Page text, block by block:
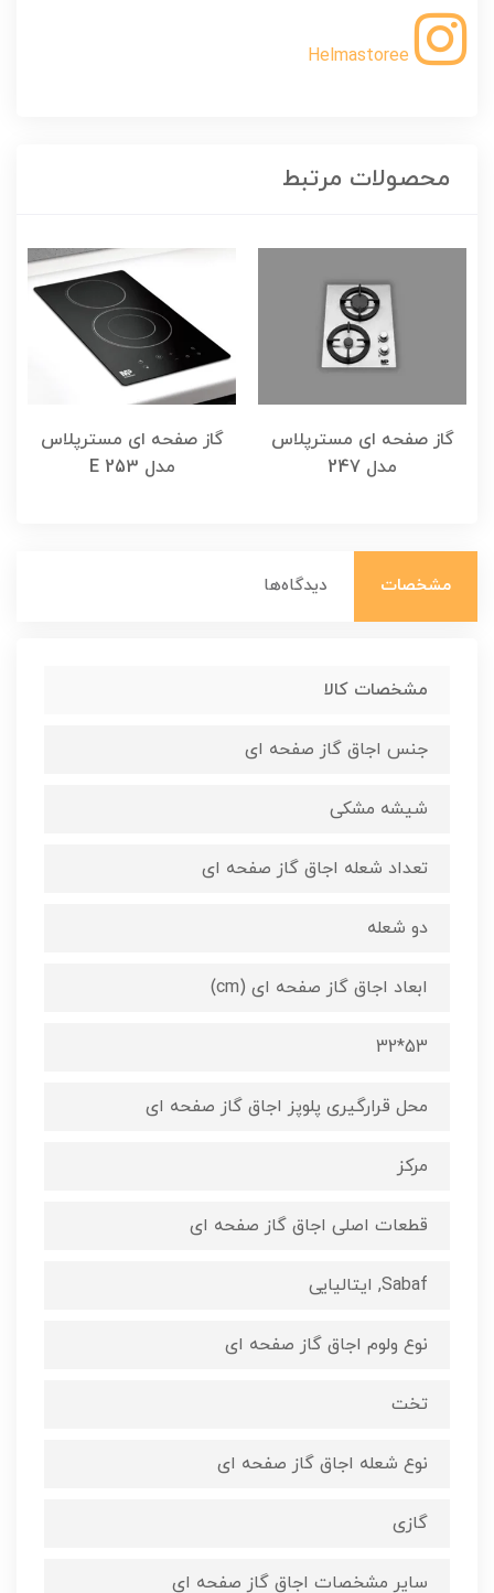
Helmastoree
محصولات مرتبط
گاز صفحه ای مسترپلاس
مدل 247
گاز صفحه ای مسترپلاس
مدل E 253
مشخصات دیدگاه‌ها
مشخصات کالا
جنس اجاق گاز صفحه ای
شیشه مشکی
تعداد شعله اجاق گاز صفحه ای
دو شعله
ابعاد اجاق گاز صفحه ای (cm)
53*32
محل قرارگیری پلوپز اجاق گاز صفحه ای
مرکز
قطعات اصلی اجاق گاز صفحه ای
Sabaf, ایتالیایی
نوع ولوم اجاق گاز صفحه ای
تخت
نوع شعله اجاق گاز صفحه ای
گازی
سایر مشخصات اجاق گاز صفحه ای